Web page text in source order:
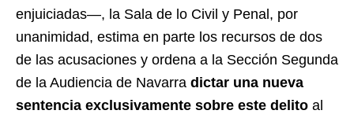
enjuiciadas—, la Sala de lo Civil y Penal, por
unanimidad, estima en parte los recursos de dos
de las acusaciones y ordena a la Sección Segunda
de la Audiencia de Navarra dictar una nueva
sentencia exclusivamente sobre este delito al